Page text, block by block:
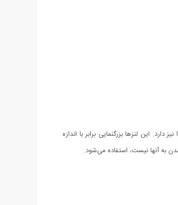
این لنزها بزرگنمایی برابر با اندازه
به آنها نیست، استفاده می‌شود.